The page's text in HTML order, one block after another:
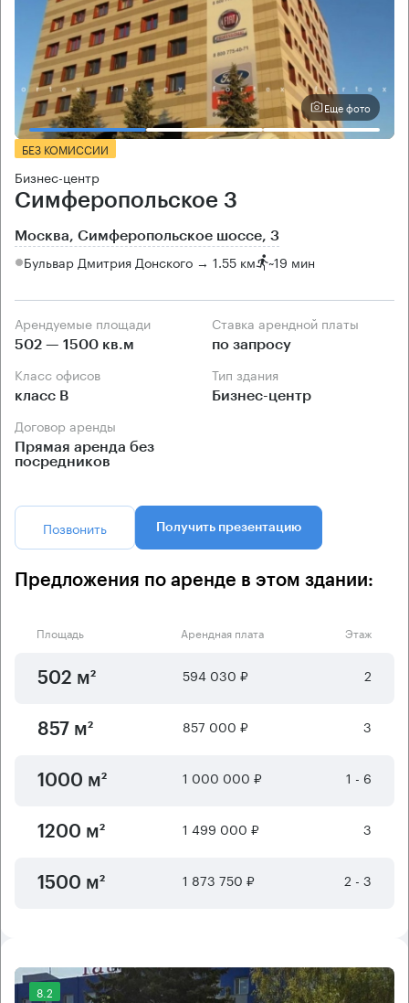
Еще фото
БЕЗ КОМИССИИ
Бизнес-центр
Симферопольское 3
Москва, Симферопольское шоссе, 3
Бульвар Дмитрия Донского → 1.55 км ~19 мин
Арендуемые площади
502 — 1500 кв.м
Ставка арендной платы
по запросу
Класс офисов
класс B
Тип здания
Бизнес-центр
Договор аренды
Прямая аренда без
посредников
Позвонить Получить презентацию
Предложения по аренде в этом здании:
Площадь Арендная плата Этаж
502 м² 594 030 ₽ 2
857 м² 857 000 ₽ 3
1000 м² 1 000 000 ₽ 1 - 6
1200 м² 1 499 000 ₽ 3
1500 м² 1 873 750 ₽ 2 - 3
8.2